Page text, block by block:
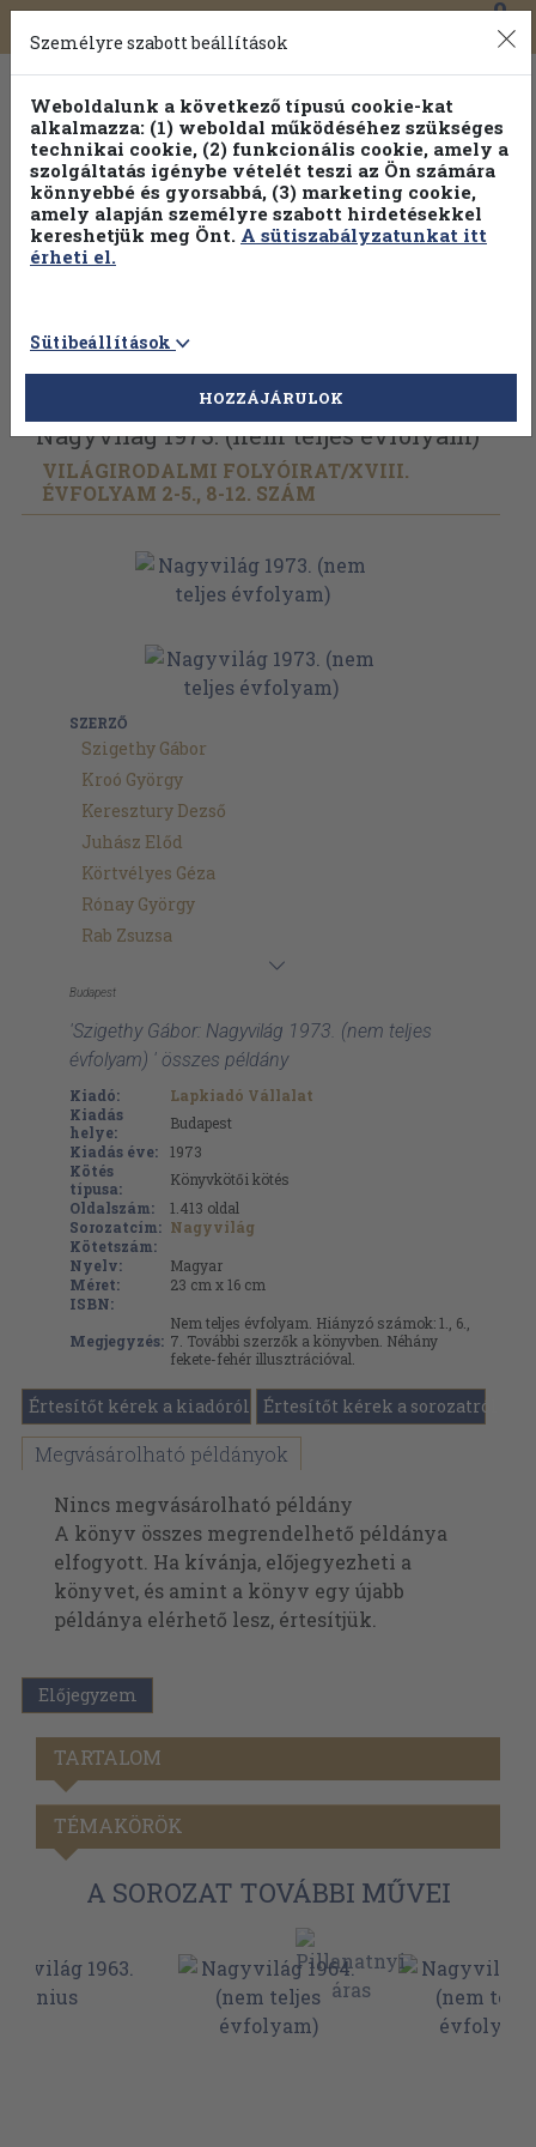
Toggle
navigation
0
Vissza az előző oldalra Válasszon példányt
Nagyvilág 1973. (nem teljes évfolyam)
VILÁGIRODALMI FOLYÓIRAT/XVIII.
ÉVFOLYAM 2-5., 8-12. SZÁM
SZERZŐ
Szigethy Gábor
Kroó György
Keresztury Dezső
Juhász Előd
Körtvélyes Géza
Rónay György
Rab Zsuzsa
Budapest
'Szigethy Gábor: Nagyvilág 1973. (nem teljes
évfolyam) ' összes példány
Kiadó:
Lapkiadó Vállalat
Kiadás
helye:
Budapest
Kiadás éve:
1973
Kötés
típusa:
Könyvkötői kötés
Oldalszám:
1.413 oldal
Sorozatcím: Nagyvilág
Kötetszám:
Nyelv:
Magyar
Méret:
23 cm x 16 cm
ISBN:
Megjegyzés:
Nem teljes évfolyam. Hiányzó számok: 1., 6.,
7. További szerzők a könyvben. Néhány
fekete-fehér illusztrációval.
Értesítőt kérek a kiadóról Értesítőt kérek a sorozatról
Megvásárolható példányok
Nincs megvásárolható példány
A könyv összes megrendelhető példánya
elfogyott. Ha kívánja, előjegyezheti a
könyvet, és amint a könyv egy újabb
példánya elérhető lesz, értesítjük.
Előjegyzem
TARTALOM
TÉMAKÖRÖK
A SOROZAT TOVÁBBI MŰVEI
Személyre szabott beállítások
Weboldalunk a következő típusú cookie-kat
alkalmazza: (1) weboldal működéséhez szükséges
technikai cookie, (2) funkcionális cookie, amely a
szolgáltatás igénybe vételét teszi az Ön számára
könnyebbé és gyorsabbá, (3) marketing cookie,
amely alapján személyre szabott hirdetésekkel
kereshetjük meg Önt. A sütiszabályzatunkat itt
érheti el.
Sütibeállítások
HOZZÁJÁRULOK